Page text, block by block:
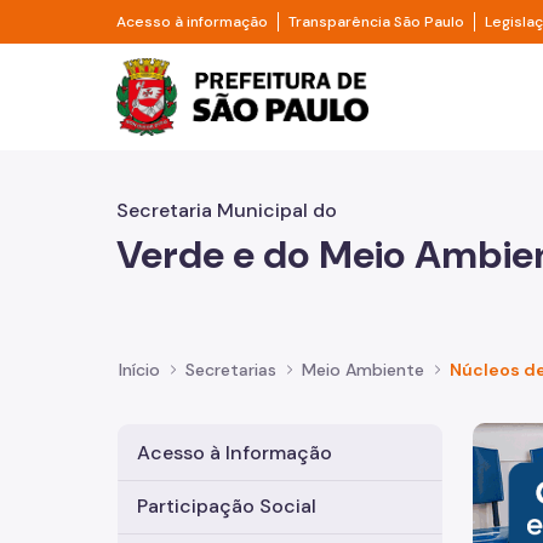
Pular para o Conteúdo principal
Acesso à informação Divisor de acesso à informação
Transparência São Paulo Divisor
Prefeitura de São
Secretaria Municipal do
Verde e do Meio
Início Secretarias Meio Ambiente Núcleos
Acesso à Informação
Participação Social